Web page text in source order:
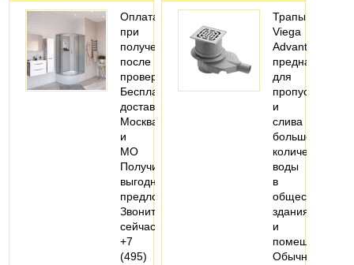
Оплата
при
получении,
после
проверки
Бесплатная
доставка
Москва
и
МО
Получите
выгодное
предложение
Звоните
сейчас
+7
(495)
Трапы
Viega
Advantix
предназначены
для
пропуска
и
слива
большого
количества
воды
в
общественных
зданиях
и
помещениях.
Обычно